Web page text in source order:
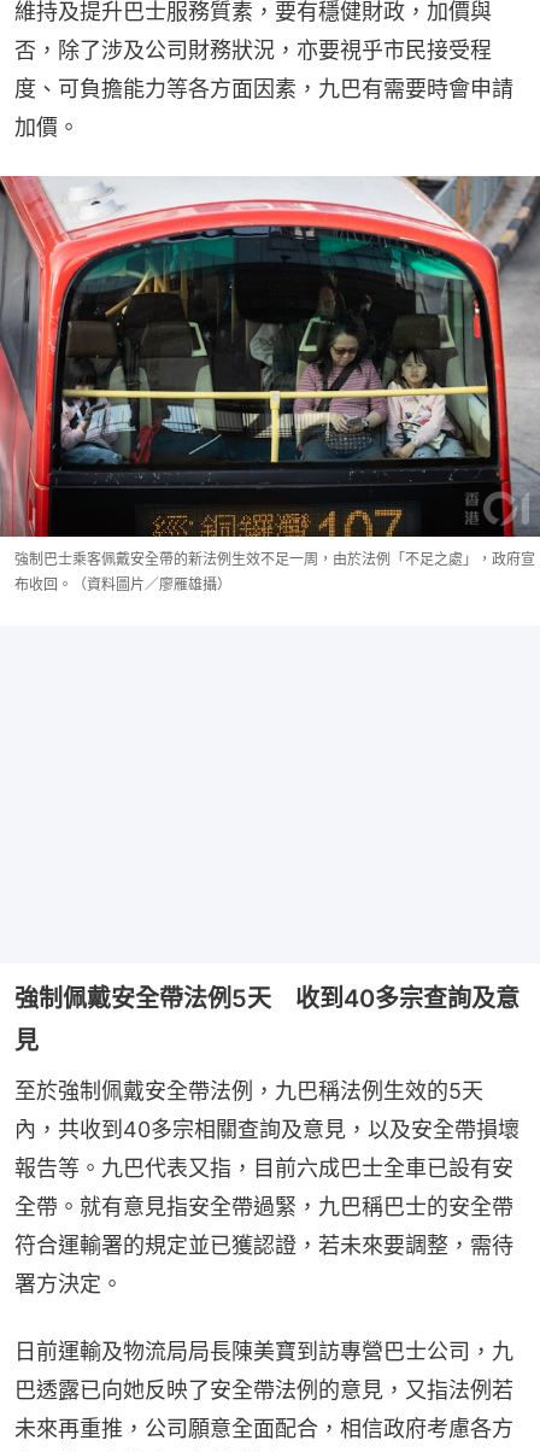
維持及提升巴士服務質素，要有穩健財政，加價與
否，除了涉及公司財務狀況，亦要視乎市民接受程
度、可負擔能力等各方面因素，九巴有需要時會申請
加價。
強制巴士乘客佩戴安全帶的新法例生效不足一周，由於法例「不足之處」，政府宣
布收回。（資料圖片／廖雁雄攝）
強制佩戴安全帶法例5天 收到40多宗查詢及意
見
至於強制佩戴安全帶法例，九巴稱法例生效的5天
內，共收到40多宗相關查詢及意見，以及安全帶損壞
報告等。九巴代表又指，目前六成巴士全車已設有安
全帶。就有意見指安全帶過緊，九巴稱巴士的安全帶
符合運輸署的規定並已獲認證，若未來要調整，需待
署方決定。
日前運輸及物流局局長陳美寶到訪專營巴士公司，九
巴透露已向她反映了安全帶法例的意見，又指法例若
未來再重推，公司願意全面配合，相信政府考慮各方